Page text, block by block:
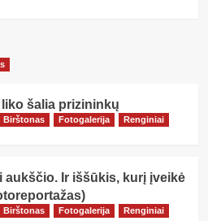
šalia prizininkų
Birštonas Fotogalerija
Renginiai
aukščio. Ir iššūkis, kurį įveikė
Birštonas Fotogalerija Renginiai